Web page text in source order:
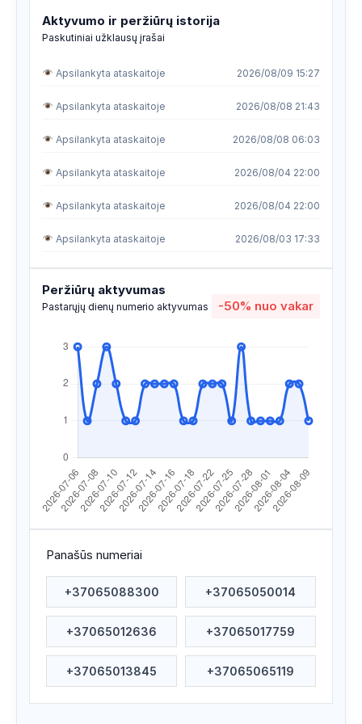
Aktyvumo ir peržiūrų istorija
Paskutiniai užklausų įrašai
Apsilankyta ataskaitoje 2026/08/09 15:27
Apsilankyta ataskaitoje 2026/08/08 21:43
Apsilankyta ataskaitoje 2026/08/08 06:03
Apsilankyta ataskaitoje 2026/08/04 22:00
Apsilankyta ataskaitoje 2026/08/04 22:00
Apsilankyta ataskaitoje 2026/08/03 17:33
Apsilankyta ataskaitoje 2026/08/01 14:53
Apsilankyta ataskaitoje 2026/07/29 09:00
Apsilankyta ataskaitoje 2026/07/27 18:02
Apsilankyta ataskaitoje 2026/07/27 18:01
Apsilankyta ataskaitoje 2026/07/25 19:38
Apsilankyta ataskaitoje 2026/07/23 20:52
Apsilankyta ataskaitoje 2026/07/20 14:26
Apsilankyta ataskaitoje 2026/07/20 04:50
Apsilankyta ataskaitoje 2026/07/18 11:51
Peržiūrų aktyvumas
Pastarųjų dienų numerio aktyvumas -50% nuo vakar
Panašūs numeriai
+37065088300 +37065050014
+37065012636 +37065017759
+37065013845 +37065065119